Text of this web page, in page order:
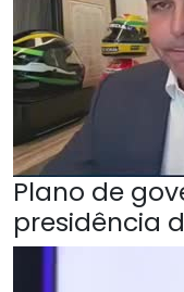
Plano de
presidência